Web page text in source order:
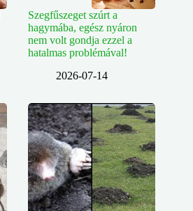
Szegfűszeget szúrt a
hagymába, egész nyáron
nem volt gondja ezzel a
hatalmas problémával!
2026-07-14